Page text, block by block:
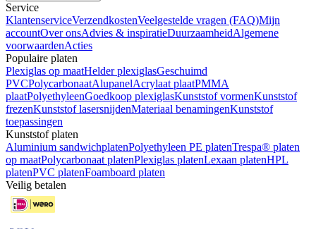
Service
KlantenserviceVerzendkostenVeelgestelde vragen (FAQ)Mijn
accountOver onsAdvies & inspiratieDuurzaamheidAlgemene
voorwaardenActies
Populaire platen
Plexiglas op maatHelder plexiglasGeschuimd
PVCPolycarbonaatAlupanelAcrylaat plaatPMMA
plaatPolyethyleenGoedkoop plexiglasKunststof vormenKunststof
frezenKunststof lasersnijdenMateriaal benamingenKunststof
toepassingen
Kunststof platen
Aluminium sandwichplatenPolyethyleen PE platenTrespa® platen
op maatPolycarbonaat platenPlexiglas platenLexaan platenHPL
platenPVC platenFoamboard platen
Veilig betalen